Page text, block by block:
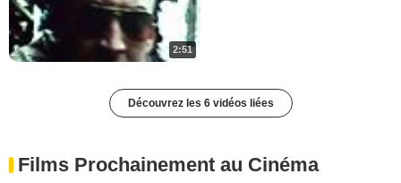
2:51
Découvrez les 6 vidéos liées
Films Prochainement au Cinéma